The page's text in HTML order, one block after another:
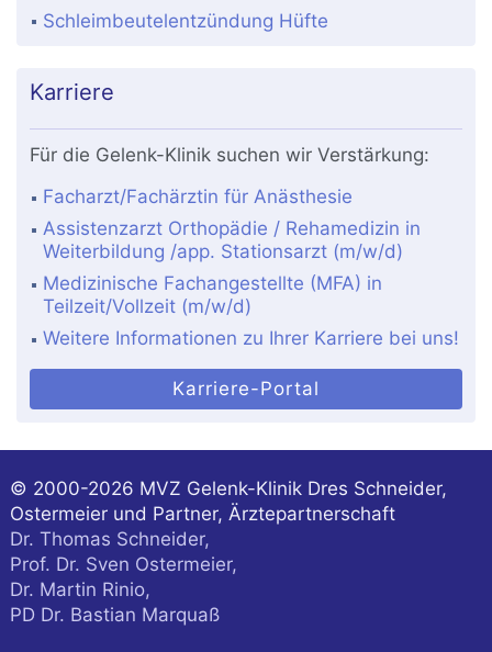
Schleimbeutelentzündung Hüfte
Karriere
Für die Gelenk-Klinik suchen wir Verstärkung:
Facharzt/Fachärztin für Anästhesie
Assistenzarzt Orthopädie / Rehamedizin in
Weiterbildung /app. Stationsarzt (m/w/d)
Medizinische Fachangestellte (MFA) in
Teilzeit/Vollzeit (m/w/d)
Weitere Informationen zu Ihrer Karriere bei uns!
Karriere-Portal
© 2000-2026 MVZ Gelenk-Klinik Dres Schneider,
Ostermeier und Partner, Ärztepartnerschaft
Dr. Thomas Schneider,
Prof. Dr. Sven Ostermeier,
Dr. Martin Rinio,
PD Dr. Bastian Marquaß